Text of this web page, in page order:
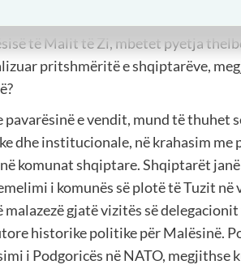
vazhdodn edhe sot.
të Malit të Zi, mbetet pyetja
pritshmëritë e shqiptarëve,
e vendit, mund të thuhet
dhe institucionale, në krahasim me
komunat shqiptare. Shqiptarët janë
i komunës së plotë të Tuzit në
gjatë vizitës së
historike politike për Malësinë.
i Podgoricës në NATO, megjithse